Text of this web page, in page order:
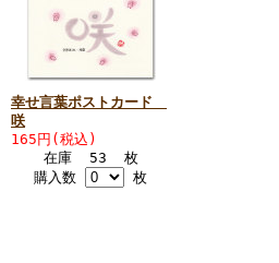
幸せ言葉ポストカード
咲
165円(税込)
在庫 53 枚
購入数
枚